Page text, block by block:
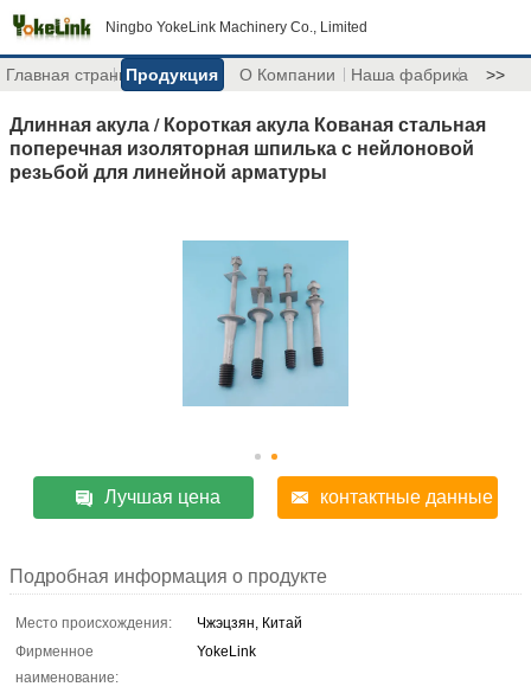
Ningbo YokeLink Machinery Co., Limited
Главная страницаПродукция О Компании Наша фабрика >>
Длинная акула / Короткая акула Кованая стальная
поперечная изоляторная шпилька с нейлоновой
резьбой для линейной арматуры
Лучшая цена контактные данные
Подробная информация о продукте
Место происхождения:
Чжэцзян, Китай
Фирменное
наименование:
YokeLink